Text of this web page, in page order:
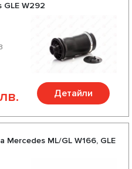
GLE W292
Детайли
Mercedes ML/GL W166, GLE